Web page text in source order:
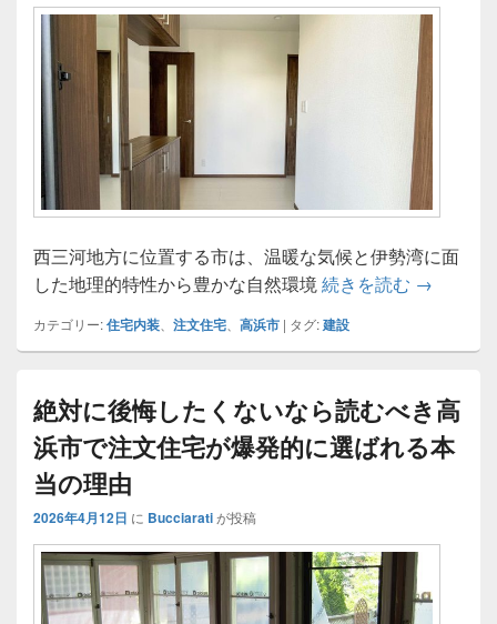
西三河地方に位置する市は、温暖な気候と伊勢湾に面
した地理的特性から豊かな自然環境続きを読む 高浜市マ
→
カテゴリー:住宅内装 注文住宅 高浜市 | タグ:建設
絶対に後悔したくないなら読むべき高
浜市で注文住宅が爆発的に選ばれる本
当の理由
2026年4月12日 に Bucciaratiが投稿